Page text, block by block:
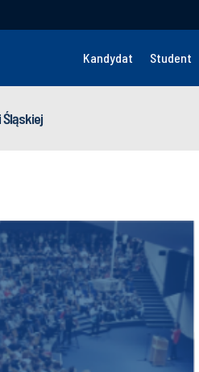
Kandydat Student